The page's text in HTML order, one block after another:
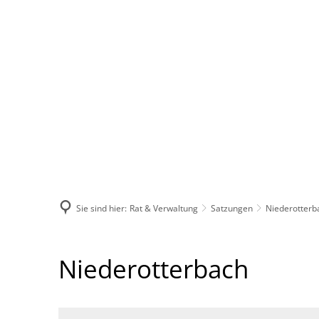
Sie sind hier: Rat & Verwaltung Satzungen
Niederotterbach
Niederotterbach